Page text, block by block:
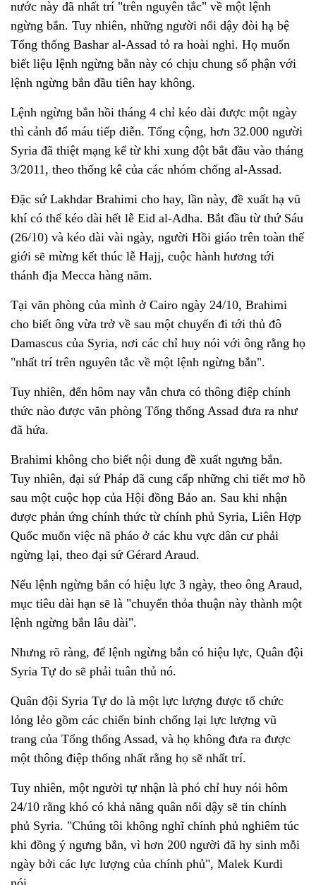
nước này đã nhất trí "trên nguyên tắc" về một lệnh
ngừng bắn. Tuy nhiên, những người nổi dậy đòi hạ bệ
Tổng thống Bashar al-Assad tỏ ra hoài nghi. Họ muốn
biết liệu lệnh ngừng bắn này có chịu chung số phận với
lệnh ngừng bắn đầu tiên hay không.
Lệnh ngừng bắn hồi tháng 4 chỉ kéo dài được một ngày
thì cảnh đổ máu tiếp diễn. Tổng cộng, hơn 32.000 người
Syria đã thiệt mạng kể từ khi xung đột bắt đầu vào tháng
3/2011, theo thống kê của các nhóm chống al-Assad.
Đặc sứ Lakhdar Brahimi cho hay, lần này, đề xuất hạ vũ
khí có thể kéo dài hết lễ Eid al-Adha. Bắt đầu từ thứ Sáu
(26/10) và kéo dài vài ngày, người Hồi giáo trên toàn thế
giới sẽ mừng kết thúc lễ Hajj, cuộc hành hương tới
thánh địa Mecca hàng năm.
Tại văn phòng của mình ở Cairo ngày 24/10, Brahimi
cho biết ông vừa trở về sau một chuyến đi tới thủ đô
Damascus của Syria, nơi các chỉ huy nói với ông rằng họ
"nhất trí trên nguyên tắc về một lệnh ngừng bắn".
Tuy nhiên, đến hôm nay vẫn chưa có thông điệp chính
thức nào được văn phòng Tổng thống Assad đưa ra như
đã hứa.
Brahimi không cho biết nội dung đề xuất ngưng bắn.
Tuy nhiên, đại sứ Pháp đã cung cấp những chi tiết mơ hồ
sau một cuộc họp của Hội đồng Bảo an. Sau khi nhận
được phản ứng chính thức từ chính phủ Syria, Liên Hợp
Quốc muốn việc nã pháo ở các khu vực dân cư phải
ngừng lại, theo đại sứ Gérard Araud.
Nếu lệnh ngừng bắn có hiệu lực 3 ngày, theo ông Araud,
mục tiêu dài hạn sẽ là "chuyển thỏa thuận này thành một
lệnh ngừng bắn lâu dài".
Nhưng rõ ràng, để lệnh ngừng bắn có hiệu lực, Quân đội
Syria Tự do sẽ phải tuân thủ nó.
Quân đội Syria Tự do là một lực lượng được tổ chức
lỏng lẻo gồm các chiến binh chống lại lực lượng vũ
trang của Tổng thống Assad, và họ không đưa ra được
một thông điệp thống nhất rằng họ sẽ nhất trí.
Tuy nhiên, một người tự nhận là phó chỉ huy nói hôm
24/10 rằng khó có khả năng quân nổi dậy sẽ tin chính
phủ Syria. "Chúng tôi không nghĩ chính phủ nghiêm túc
khi đồng ý ngưng bắn, vì hơn 200 người đã hy sinh mỗi
ngày bởi các lực lượng của chính phủ", Malek Kurdi